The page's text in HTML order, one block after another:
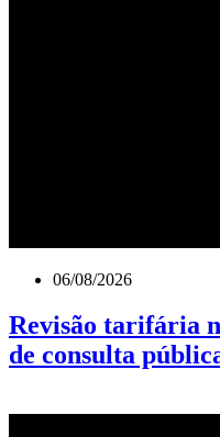
06/08/2026
Revisão tarifária
de consulta